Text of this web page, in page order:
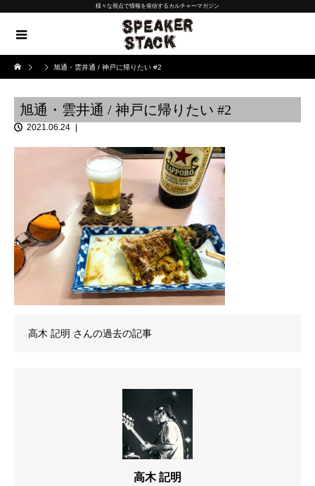
様々な視点で情報を発信するカルチャーマガジン
旭通・雲井通 / 神戸に帰りたい #2
旭通・雲井通 / 神戸に帰りたい #2
2021.06.24
高木 記明 さんの過去の記事
高木 記明